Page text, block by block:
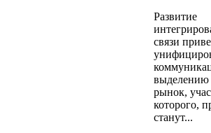
Развитие
связи
рынок,
которого,
станут...